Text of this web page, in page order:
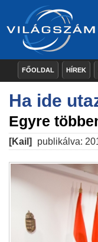
FŐOLDAL HÍREK
Ha ide
Egyre
[Kail] publikálva: